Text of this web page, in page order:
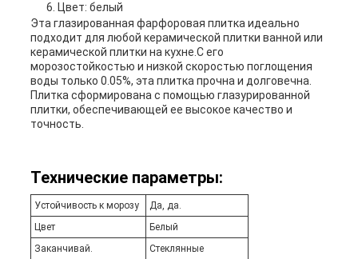
Цвет: белый
Эта глазированная фарфоровая плитка идеально
подходит для любой керамической плитки ванной или
керамической плитки на кухне.С его
морозостойкостью и низкой скоростью поглощения
воды только 0.05%, эта плитка прочна и долговечна.
Плитка сформирована с помощью глазурированной
плитки, обеспечивающей ее высокое качество и
точность.
Технические параметры:
Устойчивость к морозу
Да, да.
Цвет
Белый
Заканчивай.
Стеклянные